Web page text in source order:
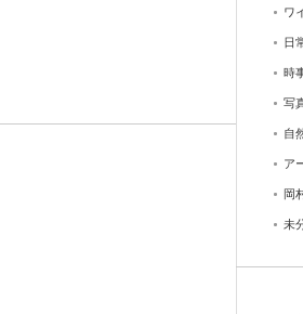
ワ
日
時
写
自
ア
岡
未